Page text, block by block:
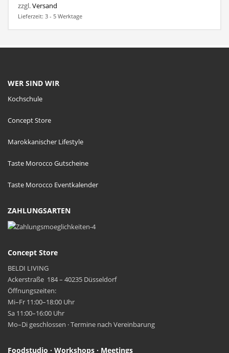
zzgl.Versand
Lieferzeit: 3 - 5 Werktage
WER SIND WIR
Kochschule
Concept Store
Marokkanischer Lifestyle
Taste Morocco Gutscheine
Taste Morocco Eventkalender
ZAHLUNGSARTEN
Concept Store
BELDI LIVING
Ackerstraße 184 – 40235 Düsseldorf
Öffnungszeiten:
Mi–Fr 11:00–18:00 Uhr
Sa 11:00–16:00 Uhr
Mo–Di geschlossen · Termine nach Vereinbarung
Foodstudio · Workshops · Meetings